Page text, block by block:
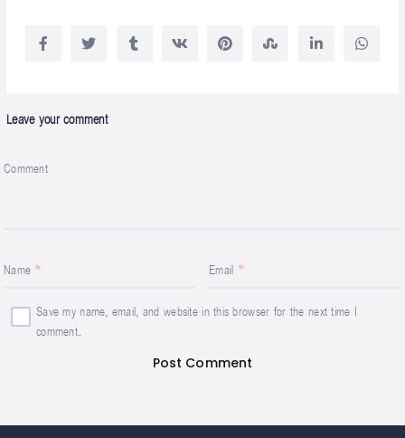
Leave your comment
Comment
Name Email
Save my name, email, and website in this browser for the next time I
comment.